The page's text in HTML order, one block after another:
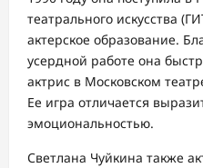
театрального искусства
актерское образование.
усердной работе она
актрис в Московском
Ее игра отличается
эмоциональностью.
Светлана Чуйкина также